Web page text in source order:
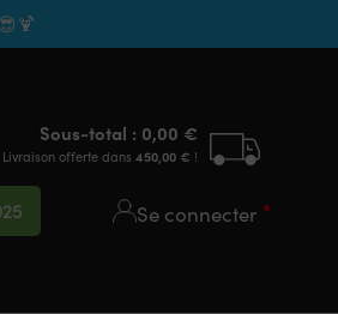
Sous-total : 0,00 €
Livraison offerte dans 450,00 € !
Se connecter